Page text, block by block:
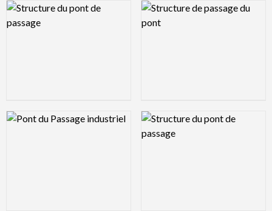
Logo Preview Image Logo Preview Image
Logo Preview Image Logo Preview Image